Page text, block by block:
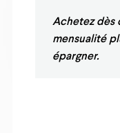
Achetez dès
mensualité
épargner.